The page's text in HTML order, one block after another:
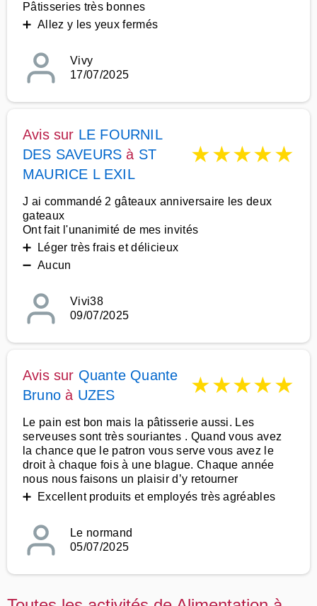
Pâtisseries très bonnes
➕ Allez y les yeux fermés
Vivy
17/07/2025
Avis sur LE FOURNIL
DES SAVEURS à ST
MAURICE L EXIL
★★★★★
J ai commandé 2 gâteaux anniversaire les deux
gateaux
Ont fait l'unanimité de mes invités
➕ Léger très frais et délicieux
➖ Aucun
Vivi38
09/07/2025
Avis sur Quante Quante
Bruno à UZES ★★★★★
Le pain est bon mais la pâtisserie aussi. Les
serveuses sont très souriantes . Quand vous avez
la chance que le patron vous serve vous avez le
droit à chaque fois à une blague. Chaque année
nous nous faisons un plaisir d’y retourner
➕ Excellent produits et employés très agréables
Le normand
05/07/2025